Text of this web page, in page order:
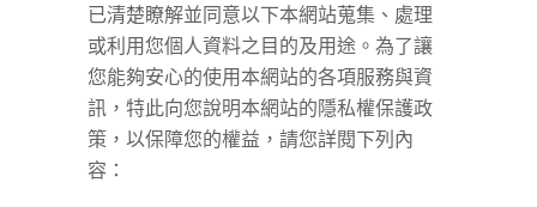
下載
聯絡
已清楚瞭解並同意以下本網站蒐集、處理
或利用您個人資料之目的及用途。為了讓
您能夠安心的使用本網站的各項服務與資
訊，特此向您說明本網站的隱私權保護政
策，以保障您的權益，請您詳閱下列內
容：